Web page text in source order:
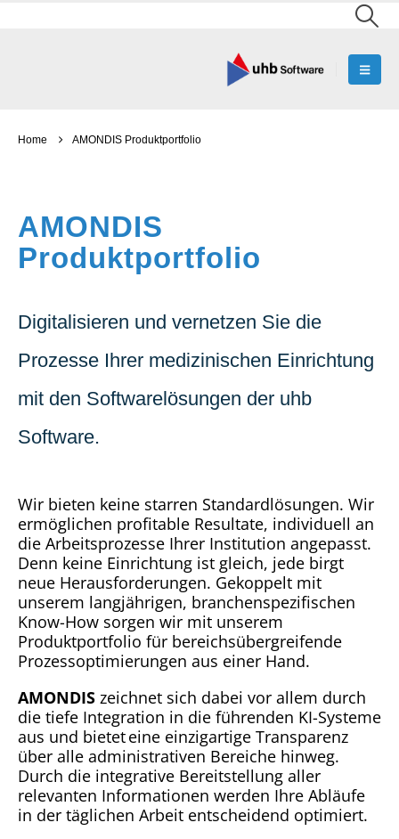
Home AMONDIS Produktportfolio
AMONDIS
Produktportfolio
Digitalisieren und vernetzen Sie die
Prozesse Ihrer medizinischen Einrichtung
mit den Softwarelösungen der uhb
Software.
Wir bieten keine starren Standardlösungen. Wir
ermöglichen profitable Resultate, individuell an
die Arbeitsprozesse Ihrer Institution angepasst.
Denn keine Einrichtung ist gleich, jede birgt
neue Herausforderungen. Gekoppelt mit
unserem langjährigen, branchenspezifischen
Know-How sorgen wir mit unserem
Produktportfolio für bereichsübergreifende
Prozessoptimierungen aus einer Hand.
AMONDIS zeichnet sich dabei vor allem durch
die tiefe Integration in die führenden KI-Systeme
aus und bieteteine einzigartige Transparenz
über alle administrativen Bereiche hinweg.
Durch die integrative Bereitstellung aller
relevanten Informationen werden Ihre Abläufe
in der täglichen Arbeit entscheidend optimiert.